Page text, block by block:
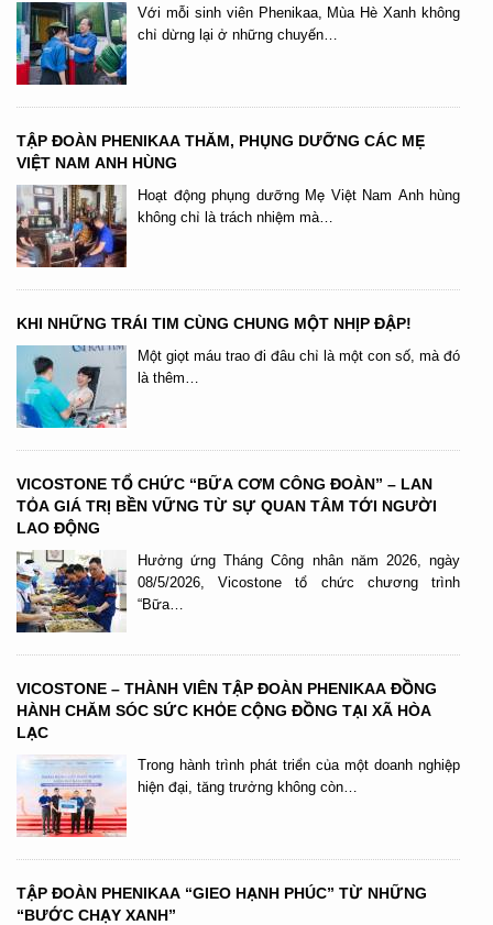
Với mỗi sinh viên Phenikaa, Mùa Hè Xanh không
chỉ dừng lại ở những chuyến…
TẬP ĐOÀN PHENIKAA THĂM, PHỤNG DƯỠNG CÁC MẸ
VIỆT NAM ANH HÙNG
Hoạt động phụng dưỡng Mẹ Việt Nam Anh hùng
không chỉ là trách nhiệm mà…
KHI NHỮNG TRÁI TIM CÙNG CHUNG MỘT NHỊP ĐẬP!
Một giọt máu trao đi đâu chỉ là một con số, mà đó
là thêm…
VICOSTONE TỔ CHỨC “BỮA CƠM CÔNG ĐOÀN” – LAN
TỎA GIÁ TRỊ BỀN VỮNG TỪ SỰ QUAN TÂM TỚI NGƯỜI
LAO ĐỘNG
Hưởng ứng Tháng Công nhân năm 2026, ngày
08/5/2026, Vicostone tổ chức chương trình
“Bữa…
VICOSTONE – THÀNH VIÊN TẬP ĐOÀN PHENIKAA ĐỒNG
HÀNH CHĂM SÓC SỨC KHỎE CỘNG ĐỒNG TẠI XÃ HÒA
LẠC
Trong hành trình phát triển của một doanh nghiệp
hiện đại, tăng trưởng không còn…
TẬP ĐOÀN PHENIKAA “GIEO HẠNH PHÚC” TỪ NHỮNG
“BƯỚC CHẠY XANH”